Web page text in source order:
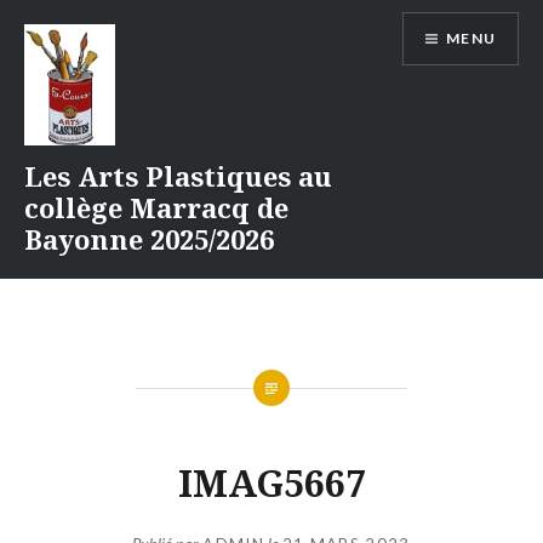
contenu
Les Arts Plastiques au
collège Marracq de
Bayonne 2025/2026
MENU
IMAG5667